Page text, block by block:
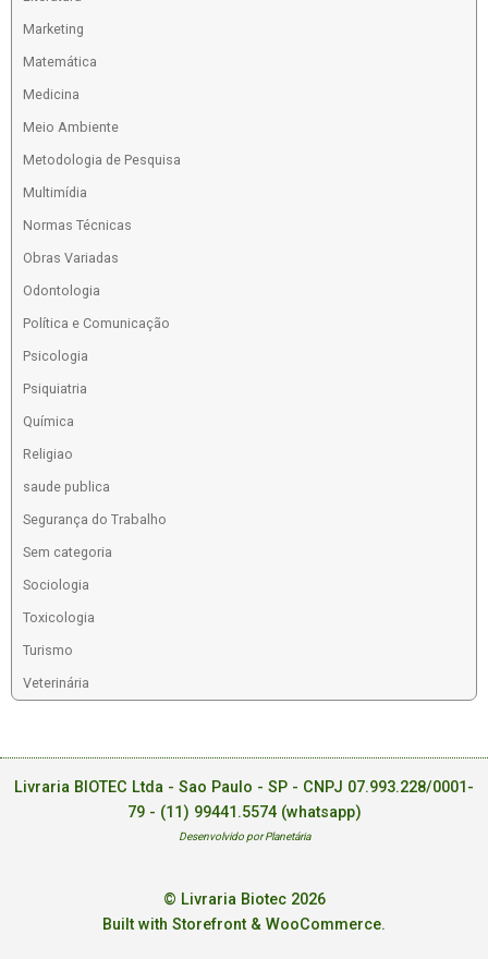
Marketing
Matemática
Medicina
Meio Ambiente
Metodologia de Pesquisa
Multimídia
Normas Técnicas
Obras Variadas
Odontologia
Política e Comunicação
Psicologia
Psiquiatria
Química
Religiao
saude publica
Segurança do Trabalho
Sem categoria
Sociologia
Toxicologia
Turismo
Veterinária
Livraria BIOTEC Ltda - Sao Paulo - SP - CNPJ 07.993.228/0001-
79 - (11) 99441.5574 (whatsapp)
Desenvolvido por Planetária
© Livraria Biotec 2026
Built with Storefront & WooCommerce.